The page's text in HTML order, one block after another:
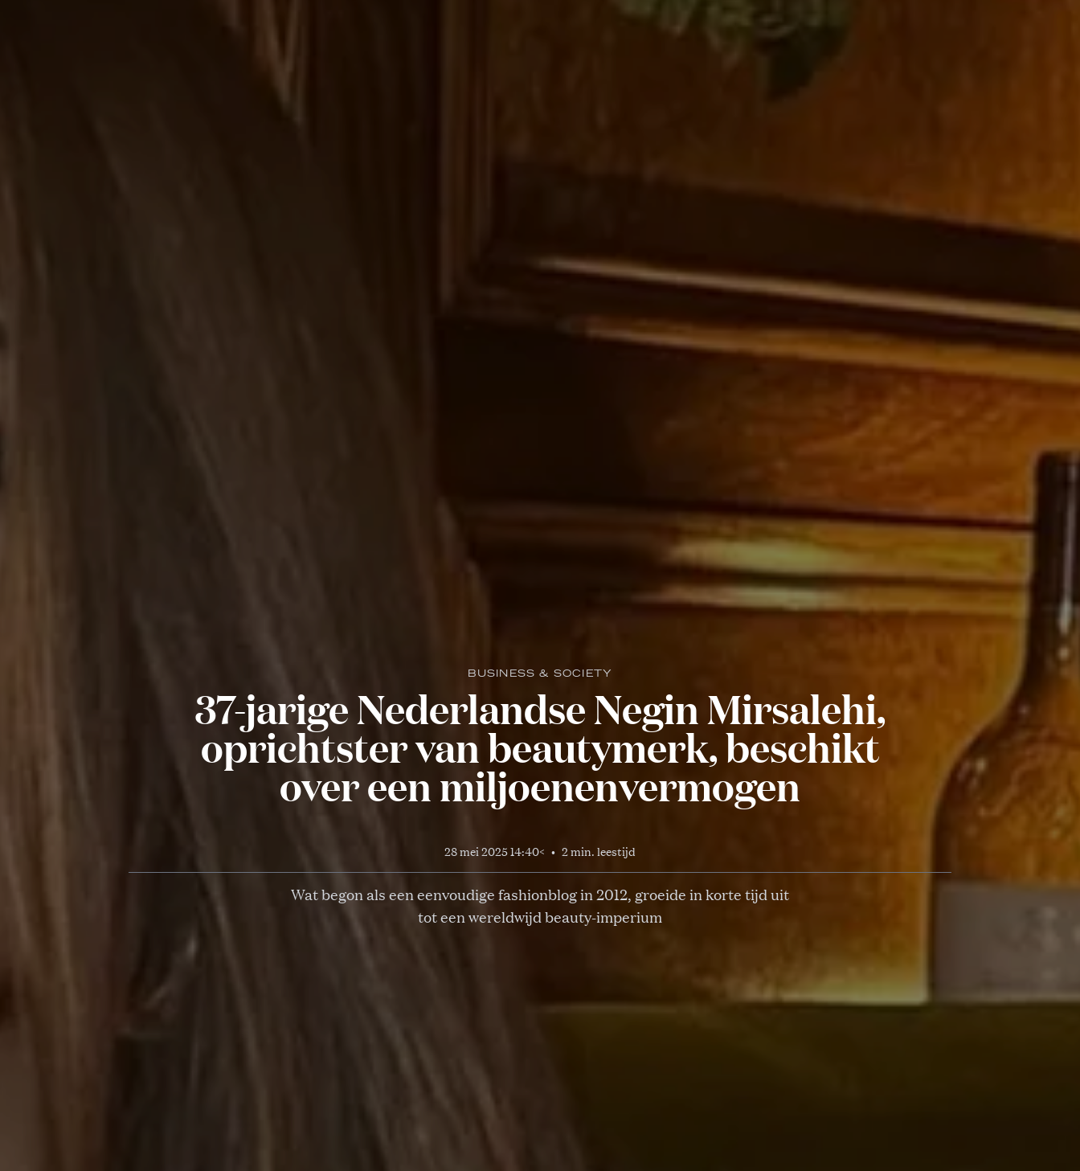
BUSINESS & SOCIETY
37-jarige Nederlandse Negin Mirsalehi,
oprichtster van beautymerk, beschikt
over een miljoenenvermogen
28 mei 2025 14:40< • 2 min. leestijd
Wat begon als een eenvoudige fashionblog in 2012, groeide in korte tijd uit
tot een wereldwijd beauty-imperium